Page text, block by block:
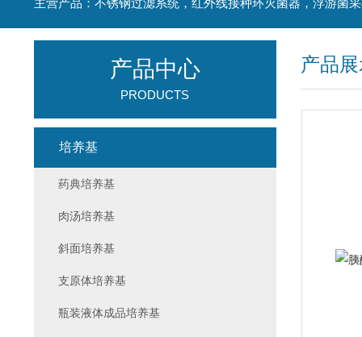
产品
产品中心
PRODUCTS
培养基
药典培养基
肉汤培养基
斜面培养基
支原体培养基
瓶装液体成品培养基